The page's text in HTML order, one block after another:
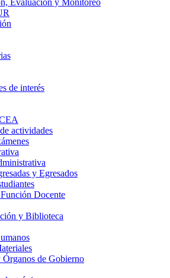
de interés
actividades
y Egresados
Docente
y Biblioteca
Órganos de Gobierno